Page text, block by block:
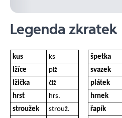
Legenda zkratek
kus ks špetka
lžíce
plž svazek
lžička
člž plátek
hrst
hrs. hrnek
stroužek
strouž. řapík